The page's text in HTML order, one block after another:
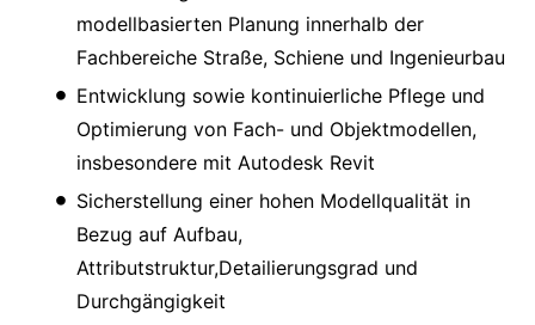
modellbasierten Planung innerhalb der
Fachbereiche Straße, Schiene und Ingenieurbau
Entwicklung sowie kontinuierliche Pflege und
Optimierung von Fach- und Objektmodellen,
insbesondere mit Autodesk Revit
Sicherstellung einer hohen Modellqualität in
Bezug auf Aufbau,
Attributstruktur,Detailierungsgrad und
Durchgängigkeit